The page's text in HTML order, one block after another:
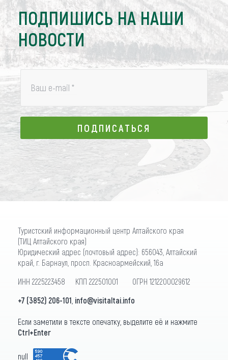
ПОДПИШИСЬ НА НАШИ
НОВОСТИ
Ваш e-mail *
ПОДПИСАТЬСЯ
ПОДПИСАТЬСЯ
Туристский информационный центр Алтайского края
(ТИЦ Алтайского края)
Юридический адрес (почтовый адрес): 656043, Алтайский
край, г. Барнаул, просп. Красноармейский, 16а
ИНН 2225223458 КПП 222501001 ОГРН 1212200029612
+7 (3852) 206-101 info@visitaltai.info
Если заметили в тексте опечатку, выделите её и нажмите
Ctrl+Enter
null